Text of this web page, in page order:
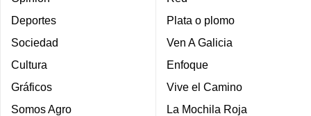
Deportes
Sociedad
Cultura
Gráficos
Somos Agro
Plata o plomo
Ven A Galicia
Enfoque
Vive el Camino
La Mochila Roja